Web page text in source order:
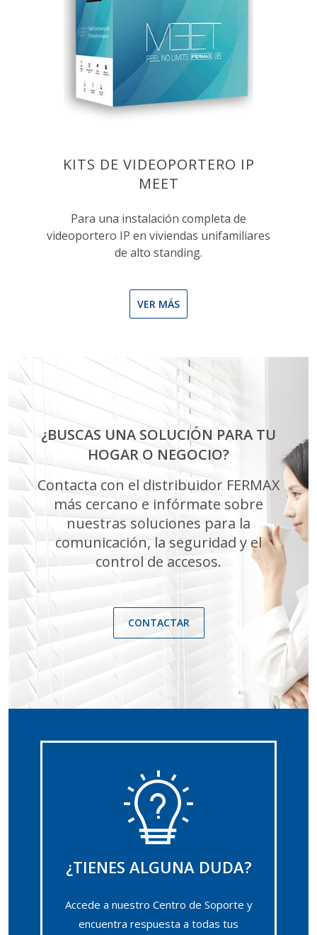
KITS DE VIDEOPORTERO IP
MEET
Para una instalación completa de
videoportero IP en viviendas unifamiliares
de alto standing.
VER MÁS
¿BUSCAS UNA SOLUCIÓN PARA TU
HOGAR O NEGOCIO?
Contacta con el distribuidor FERMAX
más cercano e infórmate sobre
nuestras soluciones para la
comunicación, la seguridad y el
control de accesos.
CONTACTAR
¿TIENES ALGUNA DUDA?
Accede a nuestro Centro de Soporte y
encuentra respuesta a todas tus